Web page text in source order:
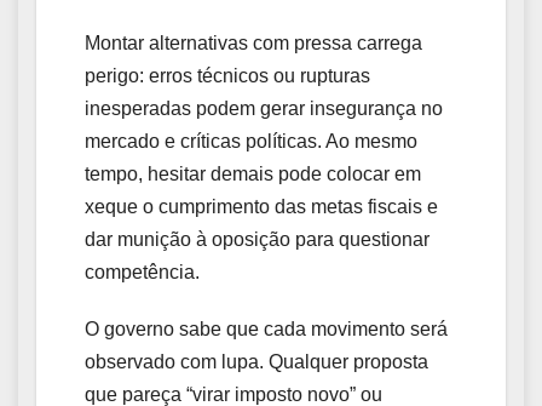
Montar alternativas com pressa carrega
perigo: erros técnicos ou rupturas
inesperadas podem gerar insegurança no
mercado e críticas políticas. Ao mesmo
tempo, hesitar demais pode colocar em
xeque o cumprimento das metas fiscais e
dar munição à oposição para questionar
competência.
O governo sabe que cada movimento será
observado com lupa. Qualquer proposta
que pareça “virar imposto novo” ou